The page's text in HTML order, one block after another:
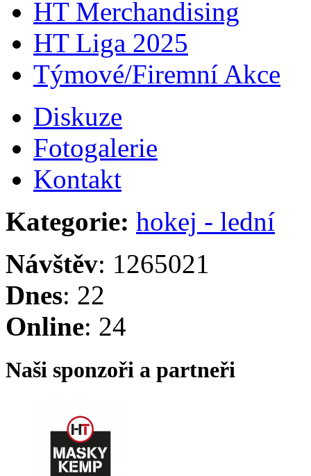
HT Merchandising
HT Liga 2025
Týmové/Firemní Akce
Diskuze
Fotogalerie
Kontakt
Kategorie: hokej - lední
Návštěv: 1265021
Dnes: 22
Online: 24
Naši sponzoři a partneři